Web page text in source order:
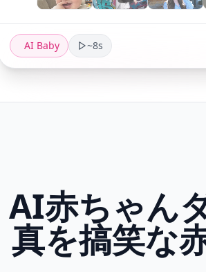
AI Baby ~8s
AI赤ちゃん
真を搞笑な